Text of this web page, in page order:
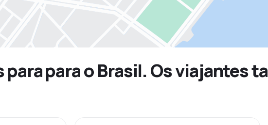
para o Brasil. Os viajantes